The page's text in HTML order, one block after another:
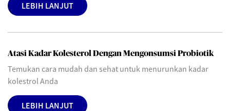
LEBIH LANJUT
Atasi Kadar Kolesterol Dengan Mengonsumsi Probiotik
Temukan cara mudah dan sehat untuk menurunkan kadar
kolestrol Anda
LEBIH LANJUT